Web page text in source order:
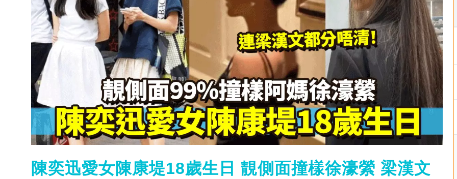
陳奕迅愛女陳康堤18歲生日 靚側面撞樣徐濠縈 梁漢文